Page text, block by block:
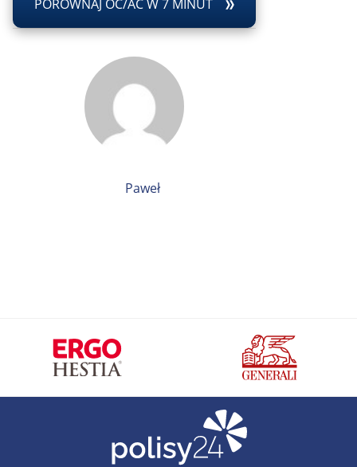
PORÓWNAJ OC/AC W 7 MINUT
Paweł